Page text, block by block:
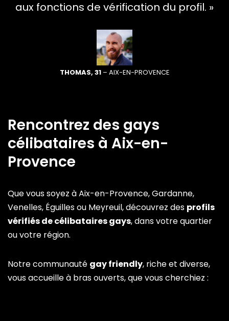
aux fonctions de vérification du profil. »
THOMAS, 31– AIX-EN-PROVENCE
Rencontrez des gays
célibataires à Aix-en-
Provence
Que vous soyez à Aix-en-Provence, Gardanne,
Venelles, Éguilles ou Meyreuil, découvrez des profils
vérifiés de célibataires gays, dans votre quartier
ou votre région.
Notre communauté gay friendly, riche et diverse,
vous accueille à bras ouverts, que vous cherchiez :